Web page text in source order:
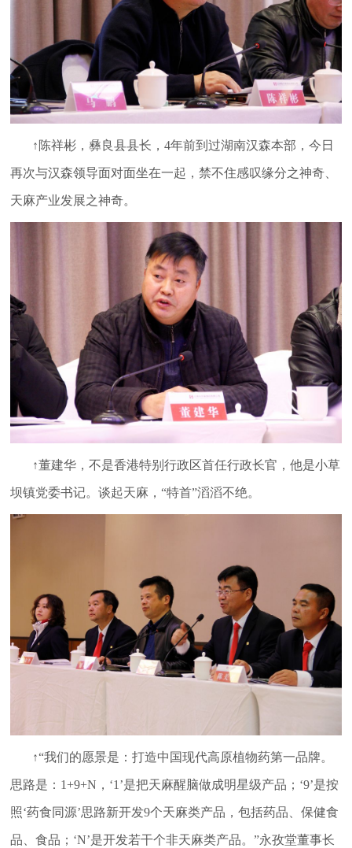
↑陈祥彬，彝良县县长，4年前到过湖南汉森本部，今日
再次与汉森领导面对面坐在一起，禁不住感叹缘分之神奇、
天麻产业发展之神奇。
↑董建华，不是香港特别行政区首任行政长官，他是小草
坝镇党委书记。谈起天麻，“特首”滔滔不绝。
↑“我们的愿景是：打造中国现代高原植物药第一品牌。
思路是：1+9+N，‘1’是把天麻醒脑做成明星级产品；‘9’是按
照‘药食同源’思路新开发9个天麻类产品，包括药品、保健食
品、食品；‘N’是开发若干个非天麻类产品。”永孜堂董事长